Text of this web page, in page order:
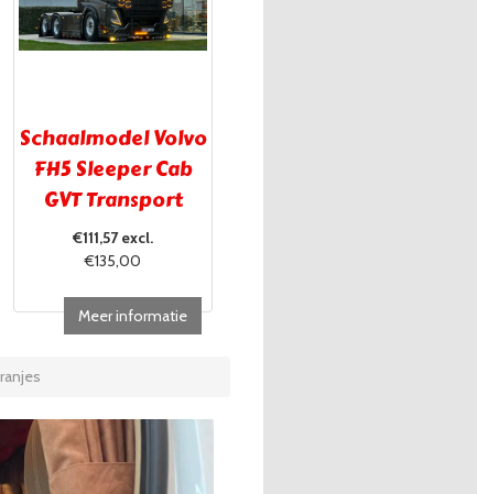
Schaalmodel Volvo
FH5 Sleeper Cab
GVT Transport
Brugge
€111,57 excl.
€135,00
Meer informatie